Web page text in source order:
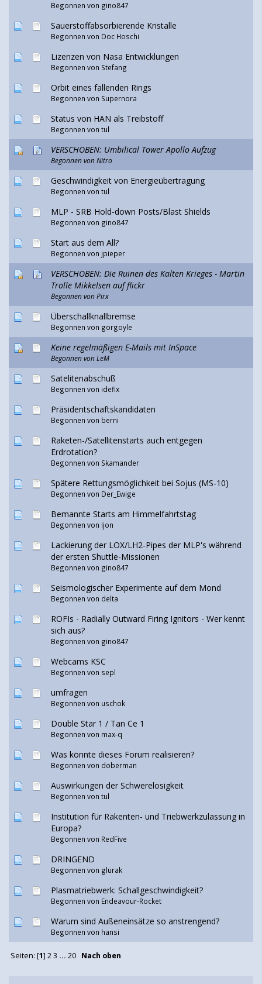
Begonnen von gino847
Sauerstoffabsorbierende Kristalle
Begonnen von Doc Hoschi
Lizenzen von Nasa Entwicklungen
Begonnen von Stefang
Orbit eines fallenden Rings
Begonnen von Supernora
Status von HAN als Treibstoff
Begonnen von tul
VERSCHOBEN: Umbilical Tower Apollo Aufzug
Begonnen vonNitro
Geschwindigkeit von Energieübertragung
Begonnen von tul
MLP - SRB Hold-down Posts/Blast Shields
Begonnen von gino847
Start aus dem All?
Begonnen von jpieper
VERSCHOBEN: Die Ruinen des Kalten Krieges - Martin
Trolle Mikkelsen auf flickr
Begonnen von Pirx
Überschallknallbremse
Begonnen von gorgoyle
Keine regelmäßigen E-Mails mit InSpace
Begonnen von LeM
Satelitenabschuß
Begonnen von idefix
Präsidentschaftskandidaten
Begonnen von berni
Raketen-/Satellitenstarts auch entgegen
Erdrotation?
Begonnen von Skamander
Spätere Rettungsmöglichkeit bei Sojus (MS-10)
Begonnen von Der_Ewige
Bemannte Starts am Himmelfahrtstag
Begonnen von Ijon
Lackierung der LOX/LH2-Pipes der MLP's während
der ersten Shuttle-Missionen
Begonnen von gino847
Seismologischer Experimente auf dem Mond
Begonnen von delta
ROFIs - Radially Outward Firing Ignitors - Wer kennt
sich aus?
Begonnen von gino847
Webcams KSC
Begonnen von sepl
umfragen
Begonnen von uschok
Double Star 1 / Tan Ce 1
Begonnen von max-q
Was könnte dieses Forum realisieren?
Begonnen von doberman
Auswirkungen der Schwerelosigkeit
Begonnen von tul
Institution für Rakenten- und Triebwerkzulassung in
Europa?
Begonnen von RedFive
DRINGEND
Begonnen von glurak
Plasmatriebwerk: Schallgeschwindigkeit?
Begonnen von Endeavour-Rocket
Warum sind Außeneinsätze so anstrengend?
Begonnen von hansi
Seiten: [1] 2 3 ... 20 Nach oben